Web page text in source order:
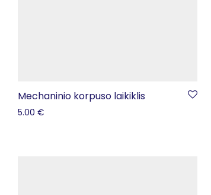
Mechaninio korpuso laikiklis
5.00 €